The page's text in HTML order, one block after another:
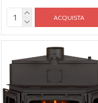
ACQUISTA